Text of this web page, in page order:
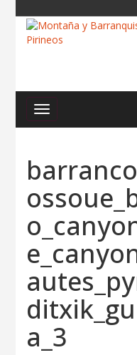
a_3